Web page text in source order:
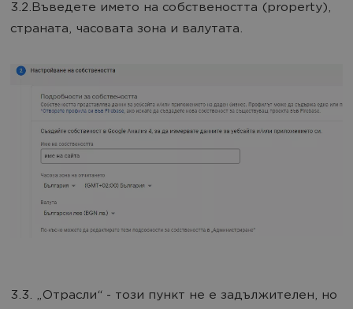
3.2.Въведете името на собствеността (property),
страната, часовата зона и валутата.
3.3. „Отрасли“ - този пункт не е задължителен, но